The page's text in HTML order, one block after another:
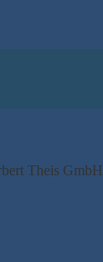
Theis GmbH